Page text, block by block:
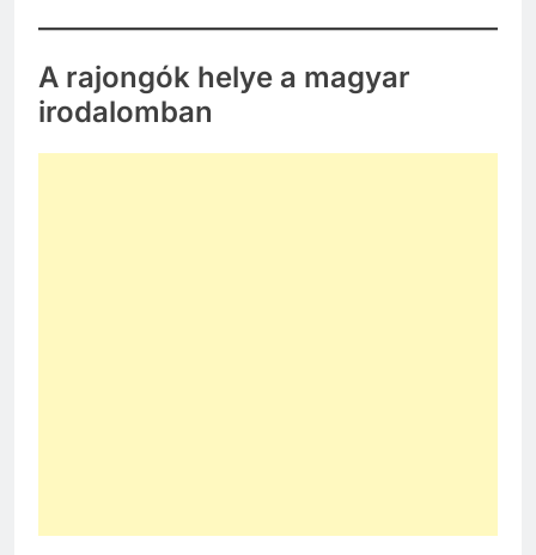
A rajongók helye a magyar
irodalomban